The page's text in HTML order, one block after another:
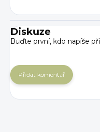
Diskuze
Buďte první, kdo napíše
Přidat komentář